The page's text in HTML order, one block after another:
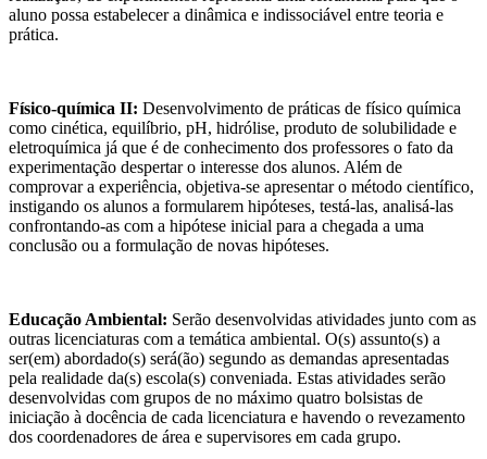
aluno possa estabelecer a dinâmica e indissociável entre teoria e
prática.
Físico-química II: Desenvolvimento de práticas de físico química
como cinética, equilíbrio, pH, hidrólise, produto de solubilidade e
eletroquímica já que é de conhecimento dos professores o fato da
experimentação despertar o interesse dos alunos. Além de
comprovar a experiência, objetiva-se apresentar o método científico,
instigando os alunos a formularem hipóteses, testá-las, analisá-las
confrontando-as com a hipótese inicial para a chegada a uma
conclusão ou a formulação de novas hipóteses.
Educação Ambiental: Serão desenvolvidas atividades junto com as
outras licenciaturas com a temática ambiental. O(s) assunto(s) a
ser(em) abordado(s) será(ão) segundo as demandas apresentadas
pela realidade da(s) escola(s) conveniada. Estas atividades serão
desenvolvidas com grupos de no máximo quatro bolsistas de
iniciação à docência de cada licenciatura e havendo o revezamento
dos coordenadores de área e supervisores em cada grupo.